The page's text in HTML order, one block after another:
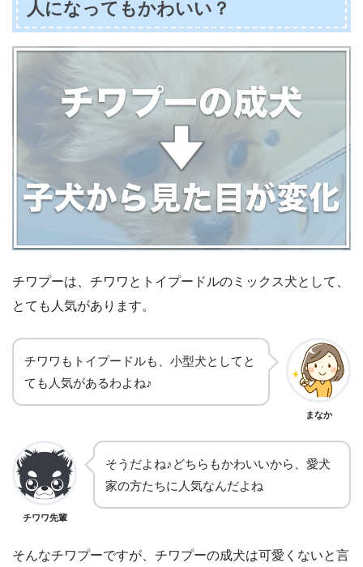
人になってもかわいい？
チワプーは、チワワとトイプードルのミックス犬として、
とても人気があります。
チワワもトイプードルも、小型犬としてと
ても人気があるわよね♪
まなか
チワワ先輩
そうだよね♪どちらもかわいいから、愛犬
家の方たちに人気なんだよね
そんなチワプーですが、チワプーの成犬は可愛くないと言